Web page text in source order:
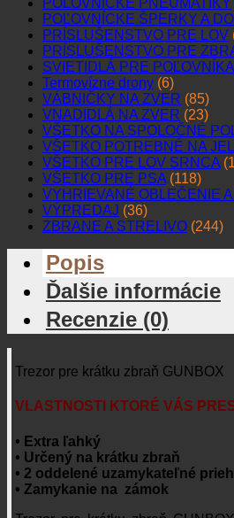
POĽOVNÍCKE PNEUMATIKY
POĽOVNÍCKE ŠPERKY A
PRÍSLUŠENSTVO PRE LOV
PRÍSLUŠENSTVO PRE
SVIETIDLÁ PRE POĽOVNÍKA
Termovízne drony (6)
VÁBNIČKY NA ZVER (85)
VNADIDLÁ NA ZVER (23)
VŠETKO NA SPOLOČNÉ
VŠETKO POTREBNÉ NA
VŠETKO PRE LOV SRNCA
VŠETKO PRE PSA (118)
VYHRIEVANÉ OBLEČENIE
VÝPREDAJ (36)
ZBRANE A STRELIVO (244)
Popis
Ďalšie informácie
Recenzie (0)
Trezor pre krátku zbraň GUNBOX
VLASTNOSTI KTORÉ VÁS
• Extra ľahký
• Určený na krátku zbraň
• 2 oddelené uzamykateľné
• Zamykanie na zámok